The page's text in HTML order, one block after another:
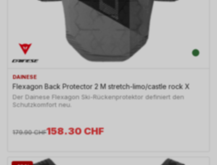
DAINESE
Flexagon Back Protector 2 M stretch-limo/castle rock X
Der Dainese Flexagon Ski-Rückenprotektor definiert den
Schutzkomfort neu.
158.30CHF
179.90 CHF